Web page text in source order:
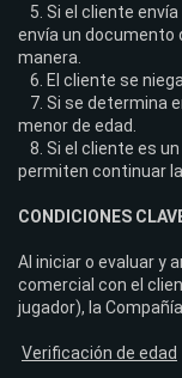
Si el cliente
envía un documento
manera.
El cliente se
Si se determina
menor de edad.
Si el cliente es
permiten continuar
CONDICIONES
Al iniciar o evaluar y
comercial con el
jugador), la
Verificación de edad